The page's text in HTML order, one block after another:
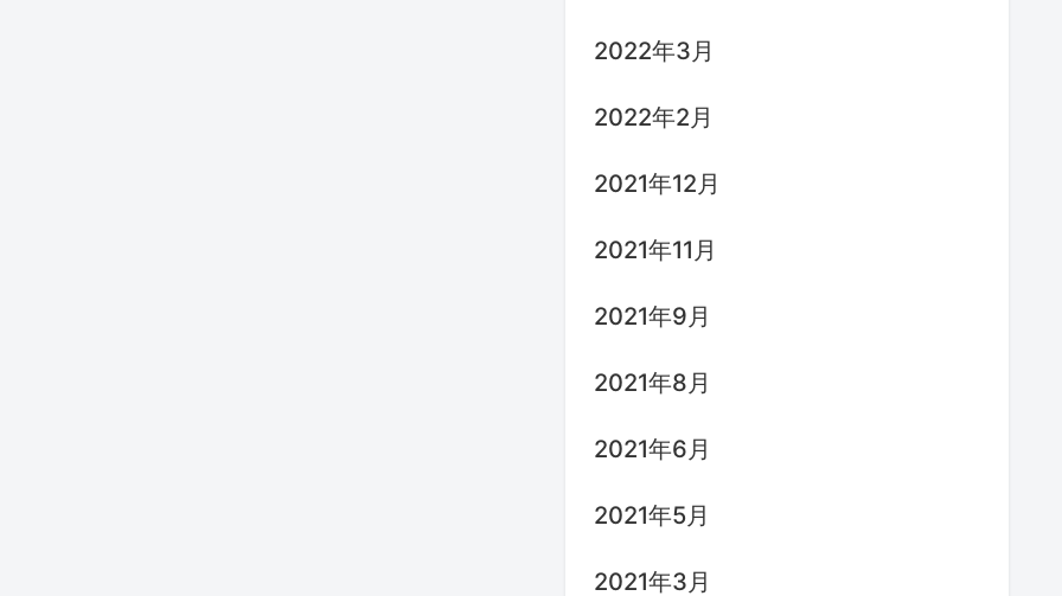
2022年3月
2022年2月
2021年12月
2021年11月
2021年9月
2021年8月
2021年6月
2021年5月
2021年3月